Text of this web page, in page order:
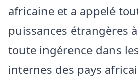
africaine et a appelé
puissances étrangères
toute ingérence dans
internes des pays